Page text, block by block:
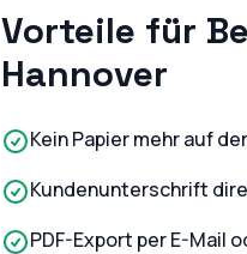
Vorteile für
Hannover
Kein Papier mehr auf
Kundenunterschrift
PDF-Export per E-Mail